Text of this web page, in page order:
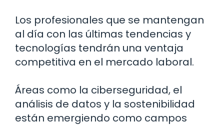
Los profesionales que se mantengan
al día con las últimas tendencias y
tecnologías tendrán una ventaja
competitiva en el mercado laboral.
Áreas como la ciberseguridad, el
análisis de datos y la sostenibilidad
están emergiendo como campos